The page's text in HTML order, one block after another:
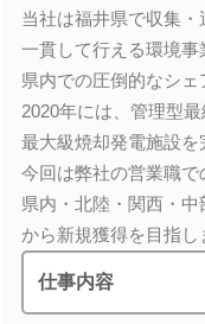
当社は福井県で収集
一貫して行える環境事
県内での圧倒的なシェ
2020年には、管理型
最大級焼却発電施設を
今回は弊社の営業職で
県内・北陸・関西・
から新規獲得を目指し
仕事内容